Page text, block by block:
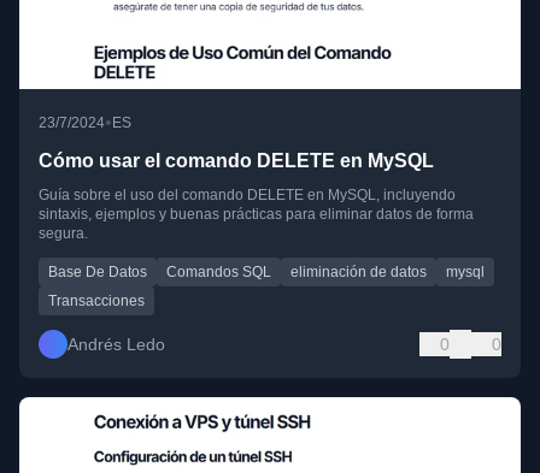
23/7/2024• ES
Cómo usar el comando DELETE en MySQL
Guía sobre el uso del comando DELETE en MySQL, incluyendo
sintaxis, ejemplos y buenas prácticas para eliminar datos de forma
segura.
Base De Datos Comandos SQL eliminación de datos
mysql
Transacciones
Andrés Ledo 0 0